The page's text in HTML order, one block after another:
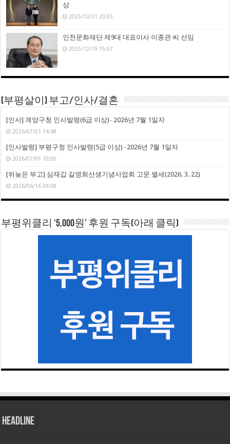
상
2025/12/31 20:55
인천문화재단 제9대 대표이사 이종관 씨 선임
2025/12/19 15:57
[부평살이] 부고/인사/결혼
[인사] 계양구청 인사발령(6급 이상)- 2026년 7월 1일자
2026/07/01 14:48
[인사발령] 부평구청 인사발령(5급 이상) -2026년 7월 1일자
2026/07/01 10:00
[뒤늦은 부고] 심재갑 길영희선생기념사업회 고문 별세(2026. 3. 22)
2026/06/16 09:08
부평위클리 ‘5,000원’ 후원 구독(아래 클릭)
HEADLINE